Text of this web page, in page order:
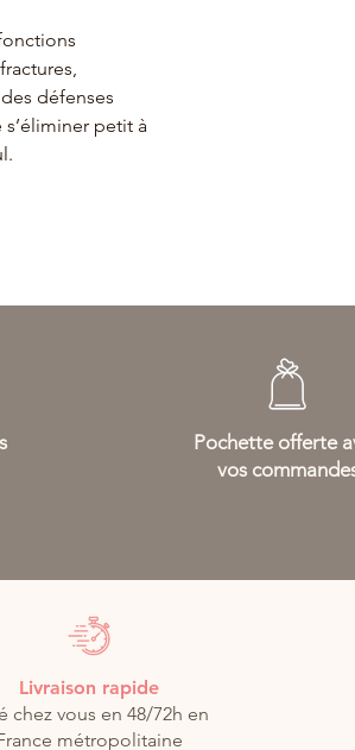
défenses
petit à
Pochette offerte
vos
Livraison rapide
chez vous en 48/72h en
métropolitaine